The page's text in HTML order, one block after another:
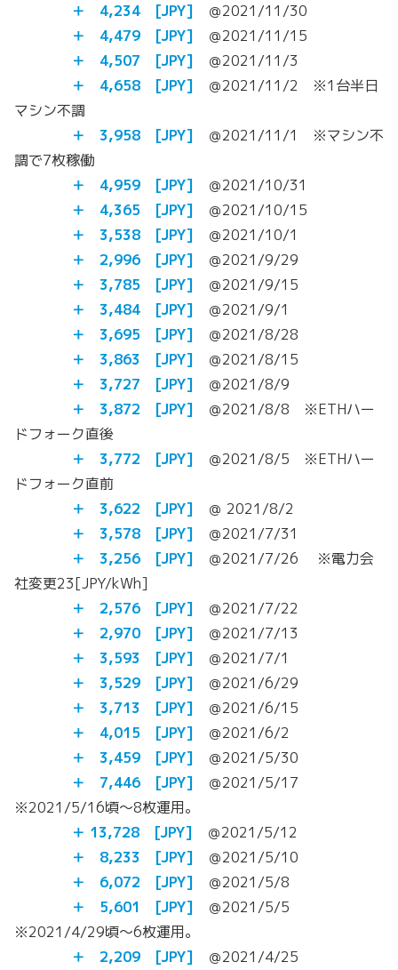
＋ 4,234 [JPY] ＠2021/11/30
＋ 4,479 [JPY] ＠2021/11/15
＋ 4,507 [JPY] ＠2021/11/3
＋ 4,658 [JPY] ＠2021/11/2 ※1台半日
マシン不調
＋ 3,958 [JPY] ＠2021/11/1 ※マシン不
調で7枚稼働
＋ 4,959 [JPY] ＠2021/10/31
＋ 4,365 [JPY] ＠2021/10/15
＋ 3,538 [JPY] ＠2021/10/1
＋ 2,996 [JPY] ＠2021/9/29
＋ 3,785
[JPY] ＠2021/9/15
＋ 3,484
[JPY] ＠2021/9/1
＋ 3,695
[JPY] ＠2021/8/28
＋ 3,863 [JPY] ＠2021/8/15
＋ 3,727 [JPY] ＠2021/8/9
＋ 3,872 [JPY] ＠2021/8/8 ※ETHハー
ドフォーク直後
＋ 3,772 [JPY] ＠2021/8/5 ※ETHハー
ドフォーク直前
＋ 3,622 [JPY] ＠ 2021/8/2
＋ 3,578 [JPY] ＠2021/7/31
＋ 3,256 [JPY] ＠2021/7/26 ※電力会
社変更23[JPY/kWh]
＋ 2,576 [JPY] ＠2021/7/22
＋ 2,970 [JPY] ＠2021/7/13
＋ 3,593 [JPY] ＠2021/7/1
＋ 3,529 [JPY] ＠2021/6/29
＋ 3,713 [JPY] ＠2021/6/15
＋ 4,015 [JPY] ＠2021/6/2
＋ 3,459 [JPY] ＠2021/5/30
＋
7,446 [JPY] ＠2021/5/17
※2021/5/16頃～8枚運用。
＋ 13,728 [JPY] ＠2021/5/12
＋ 8,233 [JPY] ＠2021/5/10
＋ 6,072 [JPY] ＠2021/5/8
＋ 5,601 [JPY] ＠2021/5/5
※2021/4/29頃～6枚運用。
＋ 2,209 [JPY] ＠2021/4/25